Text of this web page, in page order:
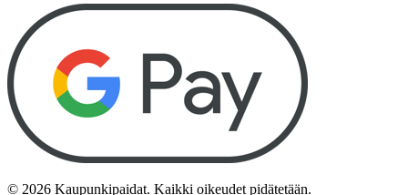
© 2026 Kaupunkipaidat. Kaikki oikeudet pidätetään.